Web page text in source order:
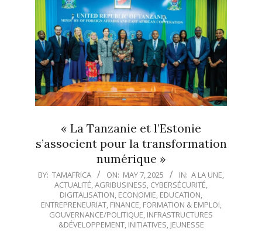
« La Tanzanie et l’Estonie
s’associent pour la transformation
numérique »
2025-
07
BY: TAMAFRICA ON: MAY 7, 2025 IN: A LA UNE,
ACTUALITÉ,AGRIBUSINESS, CYBERSÉCURITÉ,
DIGITALISATION, ECONOMIE, EDUCATION,
ENTREPRENEURIAT, FINANCE, FORMATION & EMPLOI,
GOUVERNANCE/POLITIQUE, INFRASTRUCTURES
&DÉVELOPPEMENT, INITIATIVES, JEUNESSE